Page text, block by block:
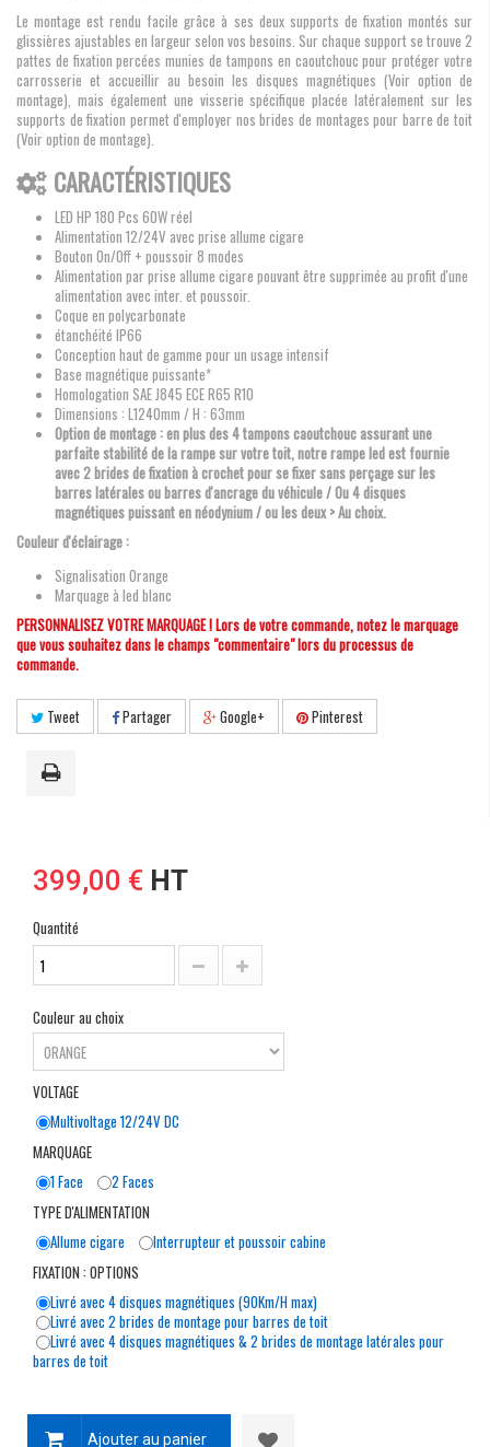
Le montage est rendu facile grâce à ses deux supports de fixation montés sur
glissières ajustables en largeur selon vos besoins. Sur chaque support se trouve 2
pattes de fixation percées munies de tampons en caoutchouc pour protéger votre
carrosserie et accueillir au besoin les disques magnétiques (Voir option de
montage), mais également une visserie spécifique placée latéralement sur les
supports de fixation permet d'employer nos brides de montages pour barre de toit
(Voir option de montage).
CARACTÉRISTIQUES
LED HP 180 Pcs 60W réel
Alimentation 12/24V avec prise allume cigare
Bouton On/Off + poussoir 8 modes
Alimentation par prise allume cigare pouvant être supprimée au profit d'une
alimentation avec inter. et poussoir.
Coque en polycarbonate
étanchéité IP66
Conception haut de gamme pour un usage intensif
Base magnétique puissante*
Homologation SAE J845 ECE R65 R10
Dimensions : L1240mm / H : 63mm
Option de montage : en plus des 4 tampons caoutchouc assurant une
parfaite stabilité de la rampe sur votre toit, notre rampe led est fournie
avec 2 brides de fixation à crochet pour se fixer sans perçage sur les
barres latérales ou barres d'ancrage du véhicule / Ou 4 disques
magnétiques puissant en néodynium / ou les deux > Au choix.
Couleur d'éclairage :
Signalisation Orange
Marquage à led blanc
PERSONNALISEZ VOTRE MARQUAGE ! Lors de votre commande, notez le marquage
que vous souhaitez dans le champs "commentaire" lors du processus de
commande.
Tweet Partager Google+ Pinterest
399,00 € HT
Quantité
Couleur au choix
VOLTAGE
Multivoltage 12/24V DC
MARQUAGE
1 Face
2 Faces
TYPE D'ALIMENTATION
Allume cigare
Interrupteur et poussoir cabine
FIXATION : OPTIONS
Livré avec 4 disques magnétiques (90Km/H max)
Livré avec 2 brides de montage pour barres de toit
Livré avec 4 disques magnétiques & 2 brides de montage latérales pour
barres de toit
Ajouter au panier